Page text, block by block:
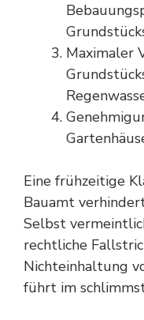
Maximaler
Eine frühzeitige
Bauamt
Selbst
rechtliche
Nichteinhaltung
führt im